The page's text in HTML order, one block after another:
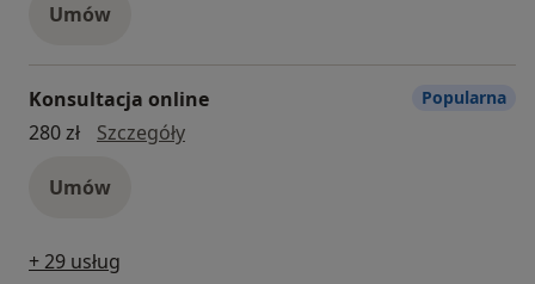
Umów
Konsultacja online
280 zł
Szczegółykonsultacja online
Umów
Popularna
+ 29 usług